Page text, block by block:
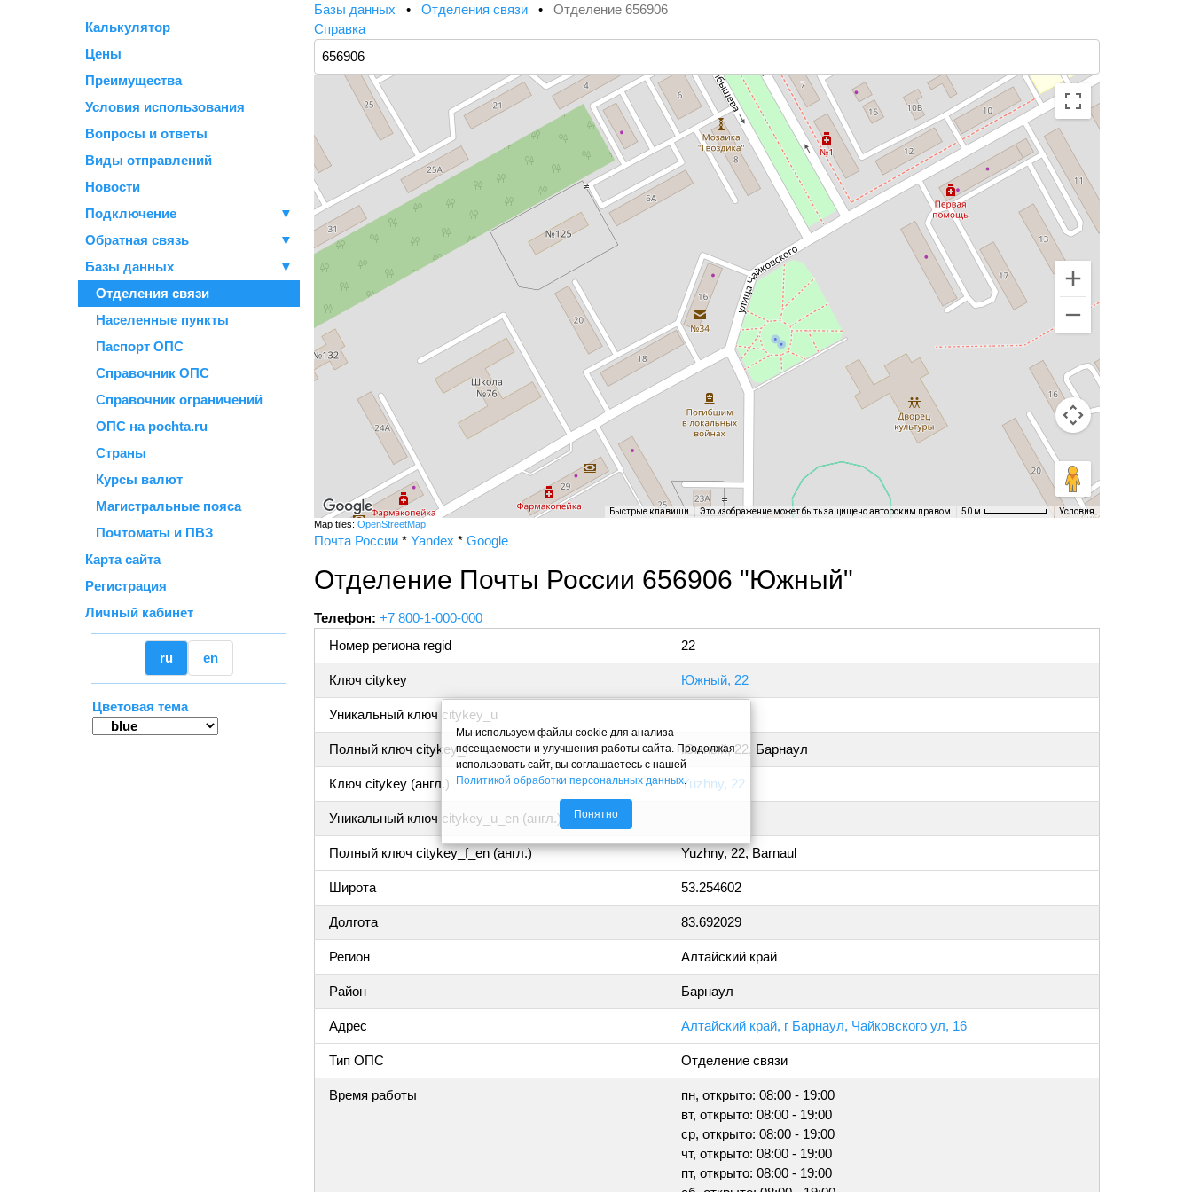
Калькулятор
Цены
Преимущества
Условия использования
Вопросы и ответы
Виды отправлений
Новости
Подключение
▼
Обратная связь
▼
Базы данных
▼
Отделения связи
Населенные пункты
Паспорт ОПС
Справочник ОПС
Справочник ограничений
ОПС на pochta.ru
Страны
Курсы валют
Магистральные пояса
Почтоматы и ПВЗ
Карта сайта
Регистрация
Личный кабинет
ru en
Цветовая тема
Базы данных • Отделения связи • Отделение 656906
Справка
Быстрые клавиши Это изображение может быть защищено авторским правом 50 м Условия
Map tiles: OpenStreetMap
Почта России * Yandex * Google
Отделение Почты России 656906 "Южный"
Телефон: +7 800-1-000-000
Номер региона regid
22
Ключ citykey Южный, 22
Уникальный ключ citykey_u
Полный ключ citykey_f Южный, 22, Барнаул
Ключ citykey (англ.) Yuzhny, 22
Уникальный ключ citykey_u_en (англ.)
Полный ключ citykey_f_en (англ.) Yuzhny, 22, Barnaul
Широта 53.254602
Долгота 83.692029
Регион Алтайский край
Район Барнаул
Адрес Алтайский край, г Барнаул, Чайковского ул, 16
Тип ОПС Отделение связи
Время работы
пн, открыто: 08:00 - 19:00
вт, открыто: 08:00 - 19:00
ср, открыто: 08:00 - 19:00
чт, открыто: 08:00 - 19:00
пт, открыто: 08:00 - 19:00
Мы используем файлы cookie для анализа
посещаемости и улучшения работы сайта. Продолжая
использовать сайт, вы соглашаетесь с нашей
Политикой обработки персональных данных.
Понятно